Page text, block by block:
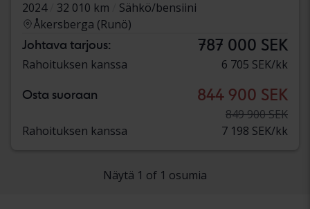
2024
32 010 km
Sähkö/bensiini
Åkersberga (Runö)
Johtava tarjous: 787 000 SEK
Rahoituksen kanssa 6 705 SEK/kk
Osta suoraan 844 900 SEK
849 900 SEK
Rahoituksen kanssa
7 198 SEK/kk
Näytä 1 of 1 osumia